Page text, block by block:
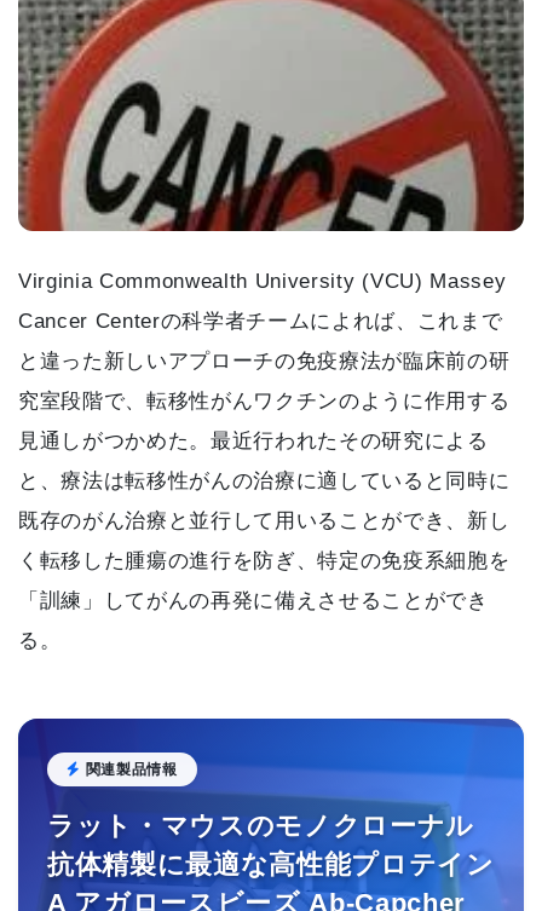
Virginia Commonwealth University (VCU) Massey
Cancer Centerの科学者チームによれば、これまで
と違った新しいアプローチの免疫療法が臨床前の研
究室段階で、転移性がんワクチンのように作用する
見通しがつかめた。最近行われたその研究による
と、療法は転移性がんの治療に適していると同時に
既存のがん治療と並行して用いることができ、新し
く転移した腫瘍の進行を防ぎ、特定の免疫系細胞を
「訓練」してがんの再発に備えさせることができ
る。
関連製品情報
ラット・マウスのモノクローナル
抗体精製に最適な高性能プロテイン
A アガロースビーズ Ab-Capcher